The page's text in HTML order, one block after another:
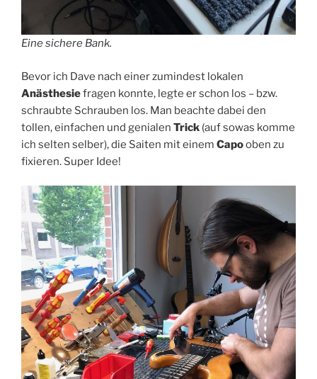
Eine sichere Bank.
Bevor ich Dave nach einer zumindest lokalen
Anästhesiefragen konnte, legte er schon los – bzw.
schraubte Schrauben los. Man beachte dabei den
tollen, einfachen und genialen Trick (auf sowas komme
ich selten selber), die Saiten mit einem Capooben zu
fixieren. Super Idee!